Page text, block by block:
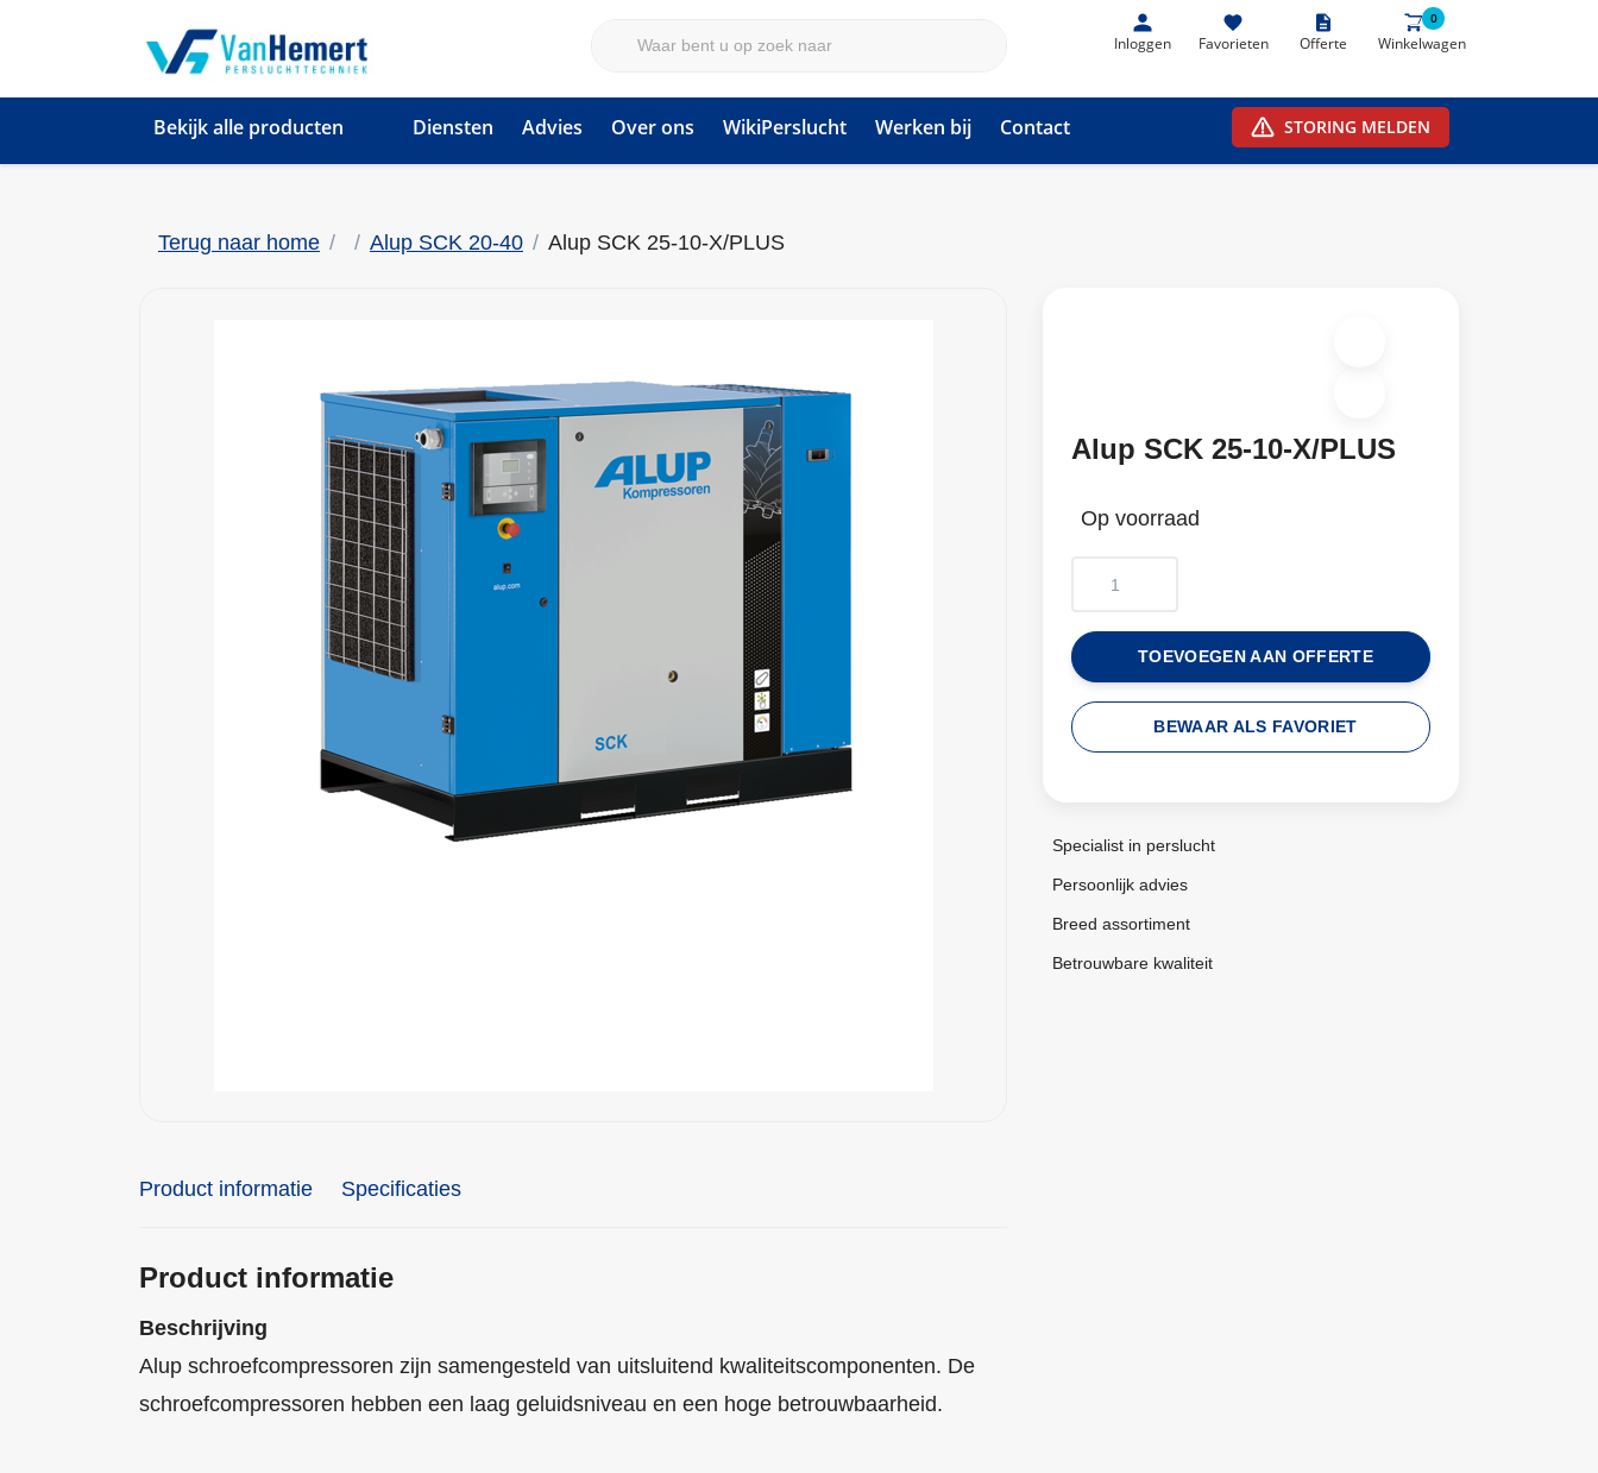
Inloggen Favorieten Offerte
0
Winkelwagen
Bekijk alle producten Diensten Advies Over ons WikiPerslucht Werken bij Contact STORING MELDEN
Terug naar home Alup SCK 20-40 Alup SCK 25-10-X/PLUS
Alup SCK 25-10-X/PLUS
Op voorraad
TOEVOEGEN AAN OFFERTE
BEWAAR ALS FAVORIET
Specialist in perslucht
Persoonlijk advies
Breed assortiment
Betrouwbare kwaliteit
Product informatie Specificaties
Product informatie
Beschrijving
Alup schroefcompressoren zijn samengesteld van uitsluitend kwaliteitscomponenten. De
schroefcompressoren hebben een laag geluidsniveau en een hoge betrouwbaarheid.